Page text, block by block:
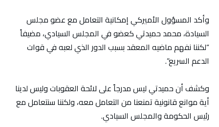
وأكد المسؤول الأميركي إمكانية التعامل مع عضو مجلس
السيادة، محمد حميدتي كعضو في المجلس السيادي، مضيفاً
“لكننا نفهم ماضيه المعقد بسبب الدور الذي لعبه في قوات
الدعم السريع”.
وكشف أن حميدتي ليس مدرجاً على لائحة العقوبات وليس لدينا
أية موانع قانونية تمنعنا من التعامل معه، ولكننا سنتعامل مع
رئيس الحكومة والمجلس السيادي.